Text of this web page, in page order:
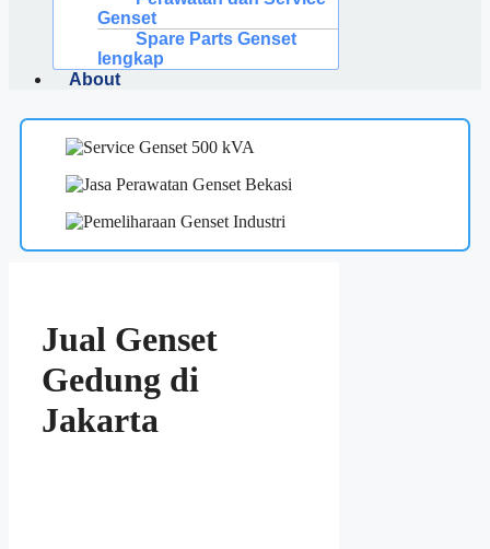
Genset
Spare Parts Genset
lengkap
About
Jual Genset
Gedung di
Jakarta